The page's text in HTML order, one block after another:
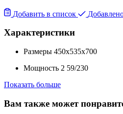
Добавить в список
Характеристики
Размеры 450x535x700
Мощность 2 59/230
Показать больше
Вам также может